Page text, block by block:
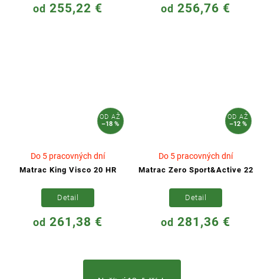
od 255,22 € od 256,76 €
ODAŽ
–18 %
Matrac King Visco 20 HR
Do 5 pracovných dní
od 261,38 €
Detail
ODAŽ
–12 %
Matrac Zero Sport&Active 22
Do 5 pracovných dní
od 281,36 €
Detail